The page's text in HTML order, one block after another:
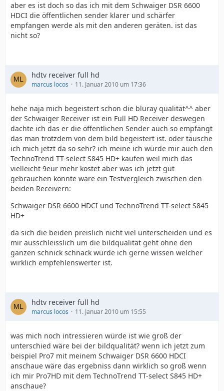
aber es ist doch so das ich mit dem Schwaiger DSR 6600
HDCI die öffentlichen sender klarer und schärfer
empfangen werde als mit den anderen geräten. ist das
nicht so?
hdtv receiver full hd
marcus locos 11. Januar 2010 um 17:36
hehe naja mich begeistert schon die bluray qualität^^ aber
der Schwaiger Receiver ist ein Full HD Receiver deswegen
dachte ich das er die öffentlichen Sender auch so empfängt
das man trotzdem von dem bild begeistert ist. oder täusche
ich mich jetzt da so sehr? ich meine ich würde mir auch den
TechnoTrend TT-select S845 HD+ kaufen weil mich das
vielleicht 9eur mehr kostet aber was ich jetzt gut
gebrauchen könnte wäre ein Testvergleich zwischen den
beiden Receivern:
Schwaiger DSR 6600 HDCI und TechnoTrend TT-select S845
HD+
da sich die beiden preislich nicht viel unterscheiden und es
mir ausschleisslich um die bildqualität geht ohne den
ganzen schnick schnack würde ich gerne wissen welcher
wirklich empfehlenswerter ist.
hdtv receiver full hd
marcus locos 11. Januar 2010 um 15:55
was mich noch intressieren würde ist wie groß der
unterschied wäre bei der bildqualität? wenn ich jetzt zum
beispiel Pro7 mit meinem Schwaiger DSR 6600 HDCI
anschaue wäre das ergebniss dann wirklich so groß wenn
ich mir Pro7HD mit dem TechnoTrend TT-select S845 HD+
anschaue?